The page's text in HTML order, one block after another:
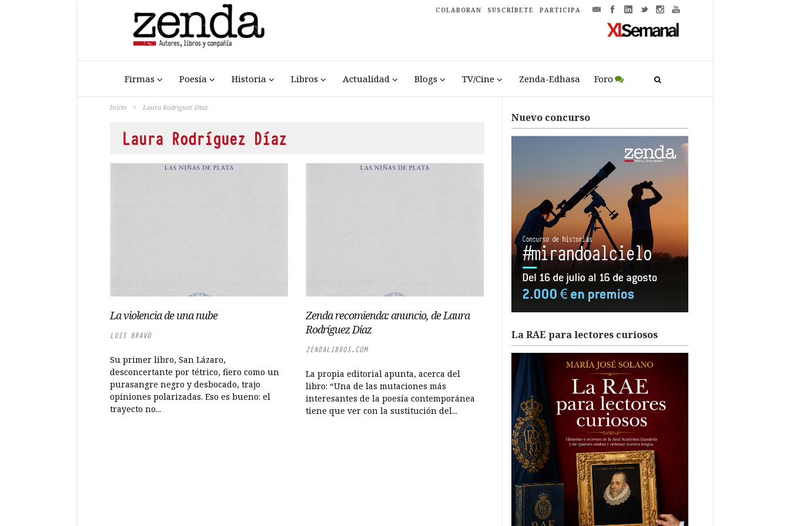
COLABORAN SUSCRÍBETE PARTICIPA
Firmas Poesía Historia Libros Actualidad Blogs TV/Cine Zenda-Edhasa Foro
Inicio > Laura Rodríguez Díaz
Laura Rodríguez Díaz
La violencia de una nube
LUIS BRAVO
Su primer libro, San Lázaro,
desconcertante por tétrico, fiero como un
purasangre negro y desbocado, trajo
opiniones polarizadas. Eso es bueno: el
trayecto no...
Zenda recomienda: anuncio, de Laura
Rodríguez Díaz
ZENDALIBROS.COM
La propia editorial apunta, acerca del
libro: “Una de las mutaciones más
interesantes de la poesía contemporánea
tiene que ver con la sustitución del...
Nuevo concurso
La RAE para lectores curiosos